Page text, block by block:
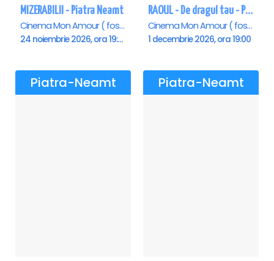
MIZERABILII - Piatra Neamt
Cinema Mon Amour ( fost Dacia ), Piatra-Neamt
24 noiembrie 2026, ora 19:00
RAOUL - De dragul tau - Piatra Neamt
Cinema Mon Amour ( fost Dacia ), Piatra-Neamt
1 decembrie 2026, ora 19:00
Piatra-Neamt Piatra-Neamt